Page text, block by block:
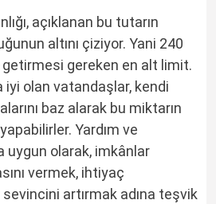
açıklanan bu tutarın
altını çiziyor. Yani 240
getirmesi gereken en alt limit.
olan vatandaşlar, kendi
baz alarak bu miktarın
Yardım ve
uygun olarak, imkânlar
vermek, ihtiyaç
artırmak adına teşvik